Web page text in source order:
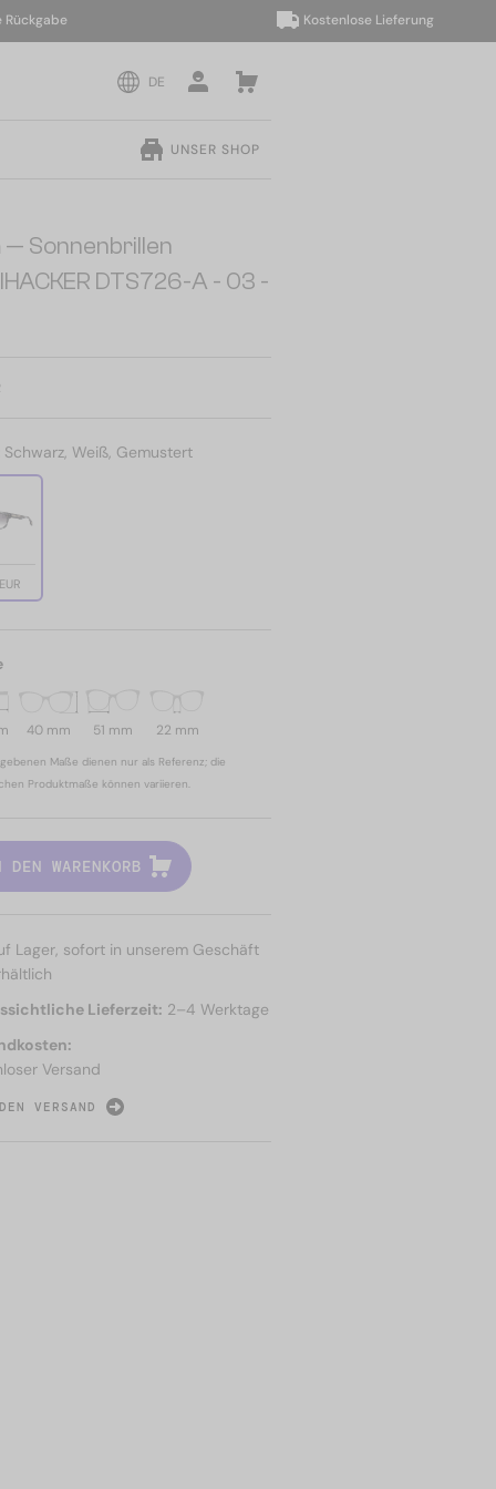
Kostenlose Lieferung
DE
UNSER SHOP
— Sonnenbrillen
DTS726-A - 03 -
Schwarz, Weiß, Gemustert
40 mm 51 mm 22 mm
Maße dienen nur als Referenz; die
Produktmaße können variieren.
WARENKORB
Lager, sofort in unserem Geschäft
Lieferzeit: 2–4 Werktage
Versand
VERSAND